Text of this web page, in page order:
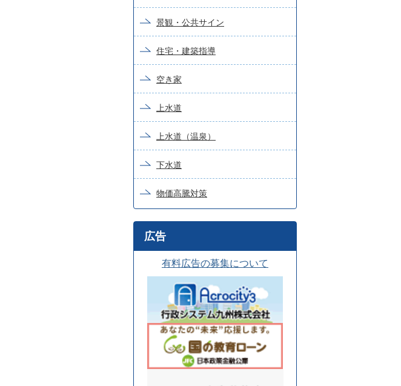
景観・公共サイン
住宅・建築指導
空き家
上水道
上水道（温泉）
下水道
物価高騰対策
広告
有料広告の募集について